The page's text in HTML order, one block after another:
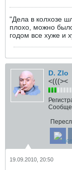
"Дела в колхозе
плохо, можно
годом все хуже и
D. Zlo
<(((><
19.09.2010, 20:50